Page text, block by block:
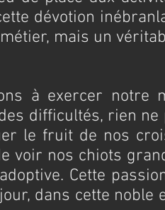
dévotion
mais un
à exercer notre
difficultés, rien ne
le fruit de nos
voir nos chiots
Cette
dans cette noble